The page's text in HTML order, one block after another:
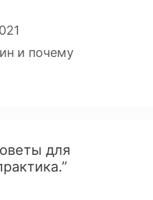
и почему
для